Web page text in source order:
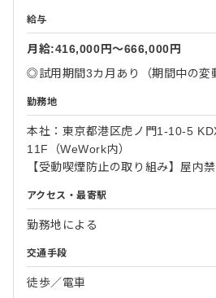
給与
月給:416,000円〜666,000円
◎試用期間3カ月あり（期間中の変
勤務地
本社：東京都港区虎ノ門1-10-5
11F（WeWork内）
【受動喫煙防止の取り組み】屋内
アクセス・最寄駅
勤務地による
交通手段
徒歩／電車